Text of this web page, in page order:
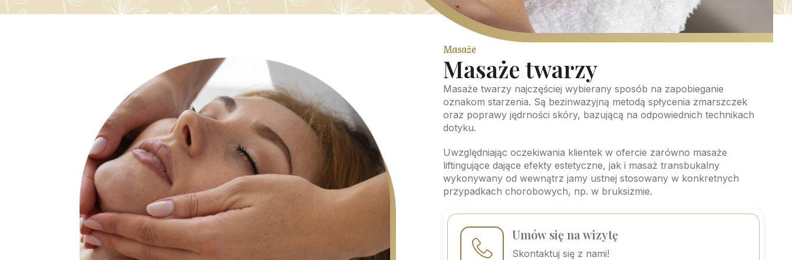
Masaże
Masaże twarzy
Masaże twarzy najczęściej wybierany sposób na zapobieganie
oznakom starzenia. Są bezinwazyjną metodą spłycenia zmarszczek
oraz poprawy jędrności skóry, bazującą na odpowiednich technikach
dotyku.
Uwzględniając oczekiwania klientek w ofercie zarówno masaże
liftingujące dające efekty estetyczne, jak i masaż transbukalny
wykonywany od wewnątrz jamy ustnej stosowany w konkretnych
przypadkach chorobowych, np. w bruksizmie.
Umów się na wizytę
Skontaktuj się z nami!